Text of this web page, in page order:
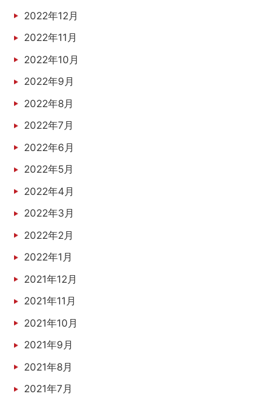
2022年12月
2022年11月
2022年10月
2022年9月
2022年8月
2022年7月
2022年6月
2022年5月
2022年4月
2022年3月
2022年2月
2022年1月
2021年12月
2021年11月
2021年10月
2021年9月
2021年8月
2021年7月